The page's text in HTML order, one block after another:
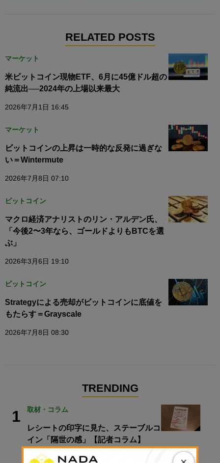
RELATED POSTS
マーケット
米ビットコイン現物ETF、6月に45億ドル超の
純流出──2024年の上場以来最大
2026年7月1日 16:45
マーケット
ビットコインの上昇は一時的な反発に過ぎな
い＝Wintermute
2026年7月8日 07:10
ビットコイン
マクロ経済アナリストのリン・アルデン氏、
「今後2〜3年なら、ゴールドよりもBTCを選
ぶ」
2026年3月6日 19:10
ビットコイン
Strategyによる売却がビットコインに底値を
もたらす＝Grayscale
2026年7月8日 08:30
TRENDING
1 取材・コラム
レシートの印字に見た、ステーブルコ
イン「隔世の感」【記者コラム】
2026年8月9日 09:36